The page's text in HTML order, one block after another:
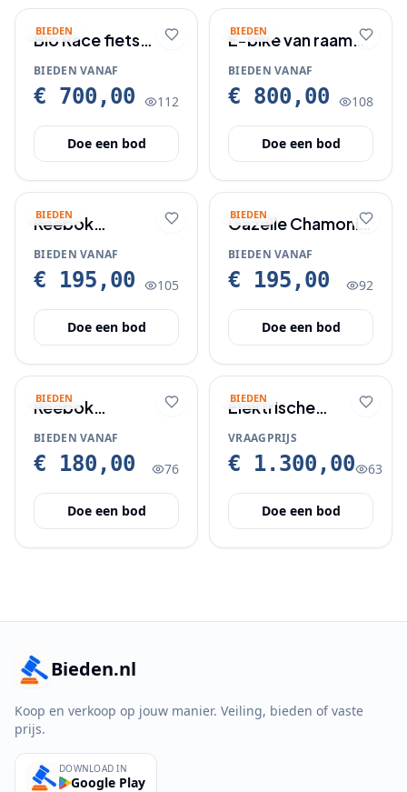
BIEDEN
Bio Race fiets
weinig gebruikt
BIEDEN VANAF
€ 700,00 112
Doe een bod
BIEDEN
E-bike van raam
met lage instap en
starthulp
BIEDEN VANAF
€ 800,00 108
Doe een bod
BIEDEN
Reebok
Electrische Step
nieuw met boekje
BIEDEN VANAF
€ 195,00 105
Doe een bod
BIEDEN
Gazelle Chamonix
fiets is als nieuw!
BIEDEN VANAF
€ 195,00 92
Doe een bod
BIEDEN
Reebok
elektrische step
met boekje en
BIEDEN VANAF
€ 180,00 76
Doe een bod
BIEDEN
Elektrische
vouwfiets
VRAAGPRIJS
€ 1.300,00 63
Doe een bod
Bieden.nl
Koop en verkoop op jouw manier. Veiling, bieden of vaste
prijs.
DOWNLOAD IN
Google Play